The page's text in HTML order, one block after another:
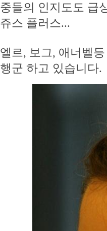
중들의 인지도도 급
쥬스 플러스...
엘르, 보그, 애너벨
행군 하고 있습니다.